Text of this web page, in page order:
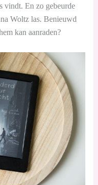
vindt. En zo gebeurde
Woltz las. Benieuwd
kan aanraden?